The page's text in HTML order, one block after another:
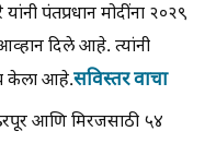
पंतप्रधान मोदींना २०२९
दिले आहे. त्यांनी
केला आहे.सविस्तर वाचा
आणि मिरजसाठी ५४